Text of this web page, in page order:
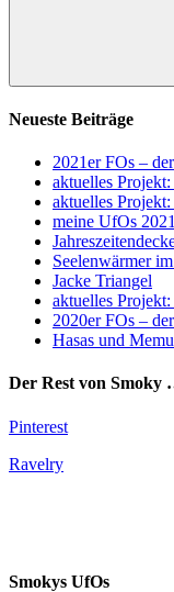
Neueste Beiträge
2021er FOs –
aktuelles
aktuelles
meine UfOs 2021
Seelenwärmer
Jacke Triangel
aktuelles Projekt:
2020er FOs –
Hasas und
Der Rest von Smoky
Pinterest
Ravelry
Smokys UfOs